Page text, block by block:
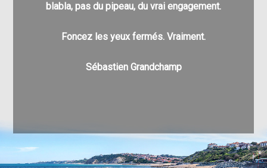
blabla, pas du pipeau, du vrai engagement.
Foncez les yeux fermés. Vraiment.
Sébastien Grandchamp